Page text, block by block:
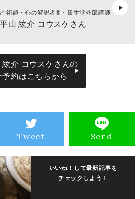
占術師・心の解説者®︎・資生堂外部講師
平山 紘介 コウスケさん
紘介 コウスケさんの
予約はこちらから
Tweet Send
いいね！して最新記事を
チェックしよう！